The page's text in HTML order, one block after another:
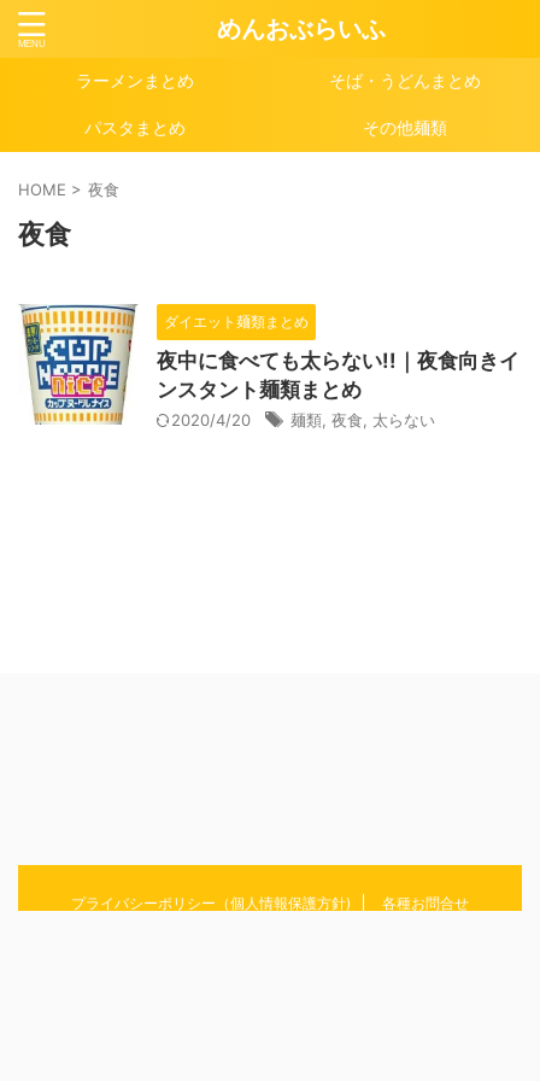
めんおぶらいふ
ラーメンまとめ そば・うどんまとめ
パスタまとめ その他麺類
HOME > 夜食
夜食
ダイエット麺類まとめ
夜中に食べても太らない!!｜夜食向きイ
ンスタント麺類まとめ
2020/4/20 麺類 夜食 太らない
プライバシーポリシー（個人情報保護方針) 各種お問合せ